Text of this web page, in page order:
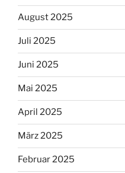
August 2025
Juli 2025
Juni 2025
Mai 2025
April 2025
März 2025
Februar 2025